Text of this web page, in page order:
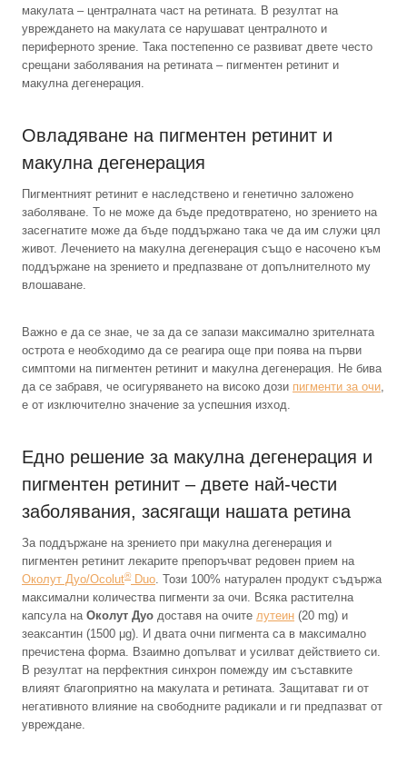
макулата – централната част на ретината. В резултат на
увреждането на макулата се нарушават централното и
периферното зрение. Така постепенно се развиват двете често
срещани заболявания на ретината – пигментен ретинит и
макулна дегенерация.
Овладяване на пигментен ретинит и
макулна дегенерация
Пигментният ретинит е наследствено и генетично заложено
заболяване. То не може да бъде предотвратено, но зрението на
засегнатите може да бъде поддържано така че да им служи цял
живот. Лечението на макулна дегенерация също е насочено към
поддържане на зрението и предпазване от допълнителното му
влошаване.
Важно е да се знае, че за да се запази максимално зрителната
острота е необходимо да се реагира още при поява на първи
симптоми на пигментен ретинит и макулна дегенерация. Не бива
да се забравя, че осигуряването на високо дози пигменти за очи
е от изключително значение за успешния изход.
Едно решение за макулна дегенерация и
пигментен ретинит – двете най-чести
заболявания, засягащи нашата ретина
За поддържане на зрението при макулна дегенерация и
пигментен ретинит лекарите препоръчват редовен прием на
Околут Дуо/Ocolut®Duo . Този 100% натурален продукт съдържа
максимални количества пигменти за очи. Всяка растителна
капсула на Околут Дуо доставя на очите лутеин (20 mg) и
зеаксантин (1500 μg). И двата очни пигмента са в максимално
пречистена форма. Взаимно допълват и усилват действието си.
В резултат на перфектния синхрон помежду им съставките
влияят благоприятно на макулата и ретината. Защитават ги от
негативното влияние на свободните радикали и ги предпазват от
увреждане.